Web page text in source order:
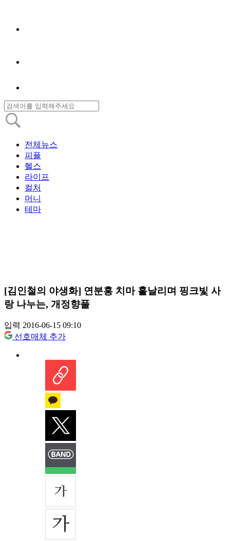
전체뉴스
피플
헬스
라이프
컬처
머니
테마
[김인철의 야생화] 연분홍 치마 흩날리며 핑크빛 사
랑 나누는, 개정향풀
입력 2016-06-15 09:10
선호매체 추가